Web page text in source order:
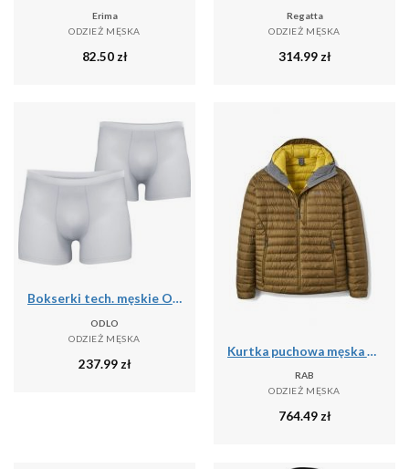
Erima
ODZIEŻ MĘSKA
82.50 zł
Regatta
ODZIEŻ MĘSKA
314.99 zł
Bokserki tech. męskie Odlo Boxer ACTIVE EVERYDAY ECO 2PACK
ODLO
ODZIEŻ MĘSKA
237.99 zł
Kurtka puchowa męska Microlight Alpine
RAB
ODZIEŻ MĘSKA
764.49zł